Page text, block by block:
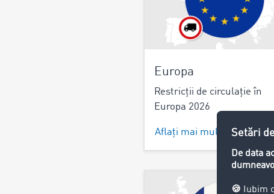
Europa
Restricții de circulație în
Europa 2026
Aflați mai multe >